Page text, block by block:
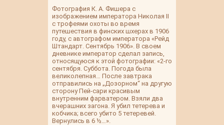
Фотография К. А. Фишера с
изображением императора Николая II
c трофеями охоты во время
путешествия в финских шхерах в 1906
году, с автографом императора «Рейд
Штандарт. Сентябрь 1906». В своем
дневнике император сделал запись,
относящуюся к этой фотографии: «2-го
сентября. Суббота. Погода была
великолепная… После завтрака
отправились на „Дозорном“ на другую
сторону Пей-сари красивым
внутренним фарватером. Взяли два
вчерашних загона. Я убил тетерева и
кобчика; всего убито 5 тетеревей.
Вернулись в 6 ½…».